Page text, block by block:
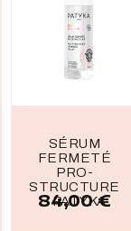
SÉRUM
FERMETÉ
PRO-
STRUCTURE
- PATYKA
Prix
84,00 €